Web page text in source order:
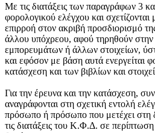
Με τις διατάξεις των παραγράφων 3
φορολογικού ελέγχου και
επιρροή στον ακριβή προσδιορισμό
άλλου υπόχρεου, αφού τηρηθούν στην
εμπορευμάτων ή άλλων στοιχείων,
και εφόσον με βάση αυτά ενεργείται
κατάσχεση και των βιβλίων και
Για την έρευνα και την κατάσχεση,
αναγράφονται στη σχετική εντολή
πρόσωπο ή πρόσωπο που μετέχει στη
τις διατάξεις του Κ.Φ.Δ. σε